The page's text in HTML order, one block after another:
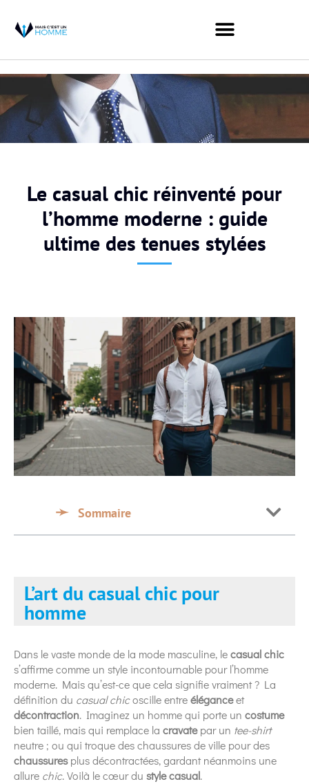
Le casual chic réinventé pour
l’homme moderne : guide
ultime des tenues stylées
Sommaire
L’art du casual chic pour
homme
Dans le vaste monde de la mode masculine, lecasual chic
s’affirme comme un style incontournable pour l’homme
moderne. Mais qu’est-ce que cela signifie vraiment ? La
définition du casual chicoscille entreéléganceet
décontraction. Imaginez un homme qui porte un costume
bien taillé, mais qui remplace la cravatepar un tee-shirt
neutre ; ou qui troque des chaussures de ville pour des
chaussuresplus décontractées, gardant néanmoins une
allure chic. Voilà le cœur du style casual.